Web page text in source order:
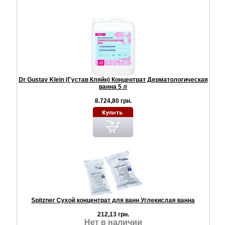
Dr Gustav Klein (Густав Кляйн) Концентрат Дерматологическая
ванна 5 л
8.724,80 грн.
Spitzner Сухой концентрат для ванн Углекислая ванна
212,13 грн.
Нет в наличии